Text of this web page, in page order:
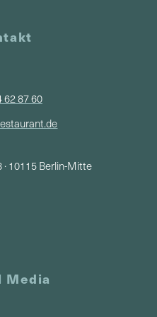
62 87 60
10115 Berlin-Mitte
Media